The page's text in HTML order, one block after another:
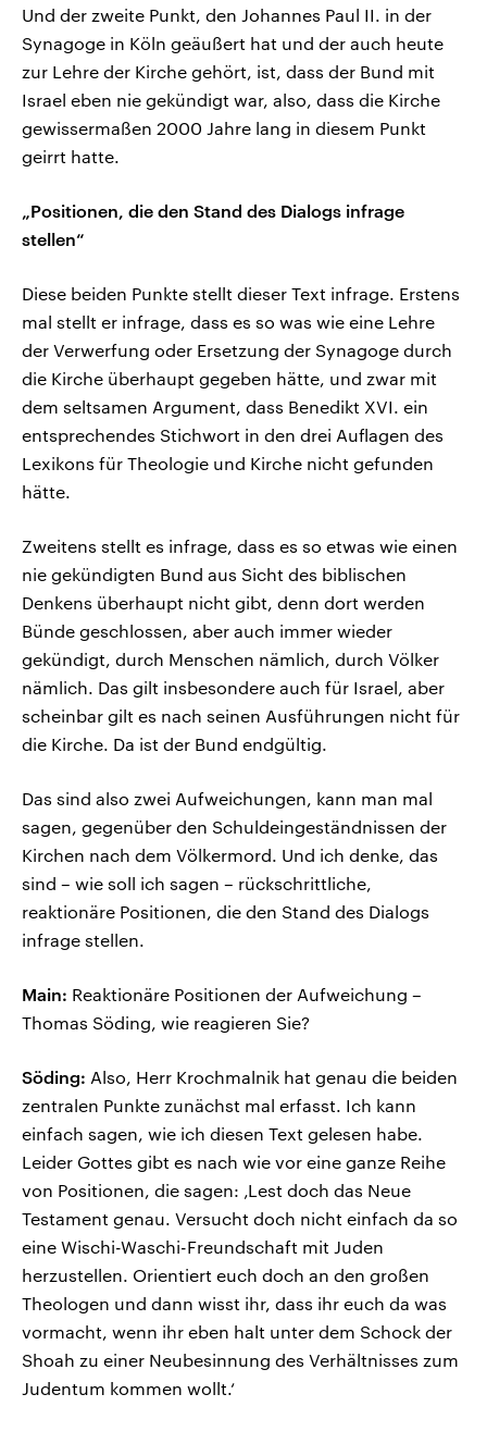
Und der zweite Punkt, den Johannes Paul II. in der
Synagoge in Köln geäußert hat und der auch heute
zur Lehre der Kirche gehört, ist, dass der Bund mit
Israel eben nie gekündigt war, also, dass die Kirche
gewissermaßen 2000 Jahre lang in diesem Punkt
geirrt hatte.
„Positionen, die den Stand des Dialogs infrage
stellen“
Diese beiden Punkte stellt dieser Text infrage. Erstens
mal stellt er infrage, dass es so was wie eine Lehre
der Verwerfung oder Ersetzung der Synagoge durch
die Kirche überhaupt gegeben hätte, und zwar mit
dem seltsamen Argument, dass Benedikt XVI. ein
entsprechendes Stichwort in den drei Auflagen des
Lexikons für Theologie und Kirche nicht gefunden
hätte.
Zweitens stellt es infrage, dass es so etwas wie einen
nie gekündigten Bund aus Sicht des biblischen
Denkens überhaupt nicht gibt, denn dort werden
Bünde geschlossen, aber auch immer wieder
gekündigt, durch Menschen nämlich, durch Völker
nämlich. Das gilt insbesondere auch für Israel, aber
scheinbar gilt es nach seinen Ausführungen nicht für
die Kirche. Da ist der Bund endgültig.
Das sind also zwei Aufweichungen, kann man mal
sagen, gegenüber den Schuldeingeständnissen der
Kirchen nach dem Völkermord. Und ich denke, das
sind – wie soll ich sagen – rückschrittliche,
reaktionäre Positionen, die den Stand des Dialogs
infrage stellen.
Main: Reaktionäre Positionen der Aufweichung –
Thomas Söding, wie reagieren Sie?
Söding: Also, Herr Krochmalnik hat genau die beiden
zentralen Punkte zunächst mal erfasst. Ich kann
einfach sagen, wie ich diesen Text gelesen habe.
Leider Gottes gibt es nach wie vor eine ganze Reihe
von Positionen, die sagen: ‚Lest doch das Neue
Testament genau. Versucht doch nicht einfach da so
eine Wischi-Waschi-Freundschaft mit Juden
herzustellen. Orientiert euch doch an den großen
Theologen und dann wisst ihr, dass ihr euch da was
vormacht, wenn ihr eben halt unter dem Schock der
Shoah zu einer Neubesinnung des Verhältnisses zum
Judentum kommen wollt.‘